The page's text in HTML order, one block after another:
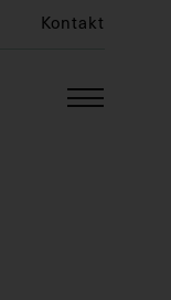
Kontakt